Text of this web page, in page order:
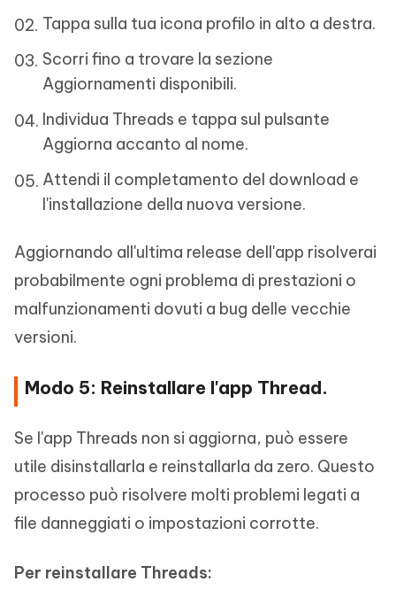
Tappa sulla tua icona profilo in alto a destra.
Scorri fino a trovare la sezione
Aggiornamenti disponibili.
Individua Threads e tappa sul pulsante
Aggiorna accanto al nome.
Attendi il completamento del download e
l'installazione della nuova versione.
Aggiornando all'ultima release dell'app risolverai
probabilmente ogni problema di prestazioni o
malfunzionamenti dovuti a bug delle vecchie
versioni.
Modo 5: Reinstallare l'app Thread.
Se l'app Threads non si aggiorna, può essere
utile disinstallarla e reinstallarla da zero. Questo
processo può risolvere molti problemi legati a
file danneggiati o impostazioni corrotte.
Per reinstallare Threads: